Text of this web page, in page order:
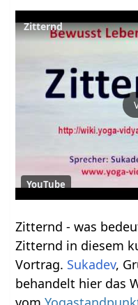
Zitternd
YouTube
Zitternd‏‎ - was bedeutet das? Erfahre einiges über
Zitternd‏‎ in diesem kurzen Improvisations-
Vortrag. Sukadev,
behandelt hier das